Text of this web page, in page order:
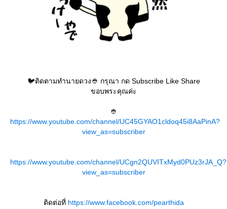
🐦ติดตามทำนายดวง👲 กรุณา กด Subscribe Like Share
ขอบพระคุณค่ะ
👲
https://www.youtube.com/channel/UC45GYAO1cldoq45i8AaPinA?
view_as=subscriber
https://www.youtube.com/channel/UCgn2QUVITxMyd0PUz3rJA_Q?
view_as=subscriber
ติดต่อที่https://www.facebook.com/pearthida​